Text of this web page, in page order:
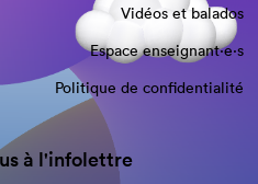
Vidéos et balados
Espace enseignant·e⋅s
Politique de confidentialité
à l'infolettre